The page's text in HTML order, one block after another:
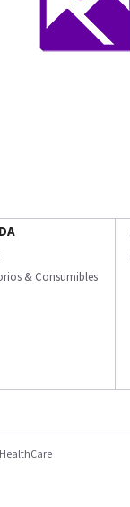
& Consumibles